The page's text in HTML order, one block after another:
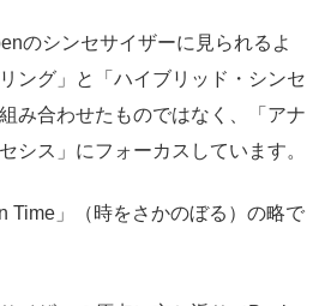
のシンセサイザーに見られるよ
ング」と「ハイブリッド・シンセ
み合わせたものではなく、「アナ
シス」にフォーカスしています。
Time」（時をさかのぼる）の略で